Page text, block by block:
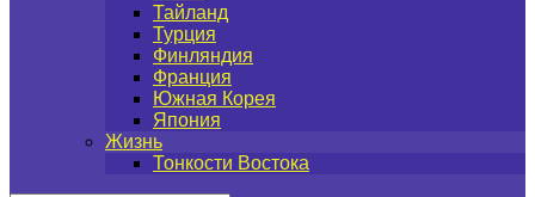
Тайланд
Турция
Финляндия
Франция
Южная Корея
Япония
Жизнь
Тонкости Востока